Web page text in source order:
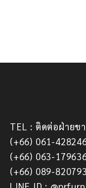
TEL : ติดต่อฝ่าย
(+66) 061-
(+66) 063-
(+66) 089-